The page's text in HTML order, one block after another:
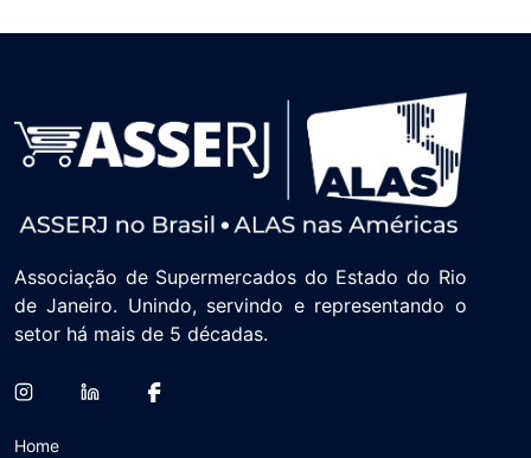
Associação de Supermercados do Estado do Rio
de Janeiro. Unindo, servindo e representando o
setor há mais de 5 décadas.
Home